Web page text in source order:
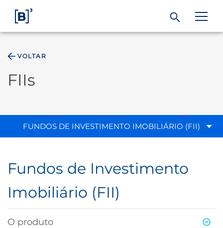
Índices
VOLTAR
FIIs
FUNDOS DE INVESTIMENTO IMOBILIÁRIO (FII)
Fundos de Investimento
Imobiliário (FII)
O produto